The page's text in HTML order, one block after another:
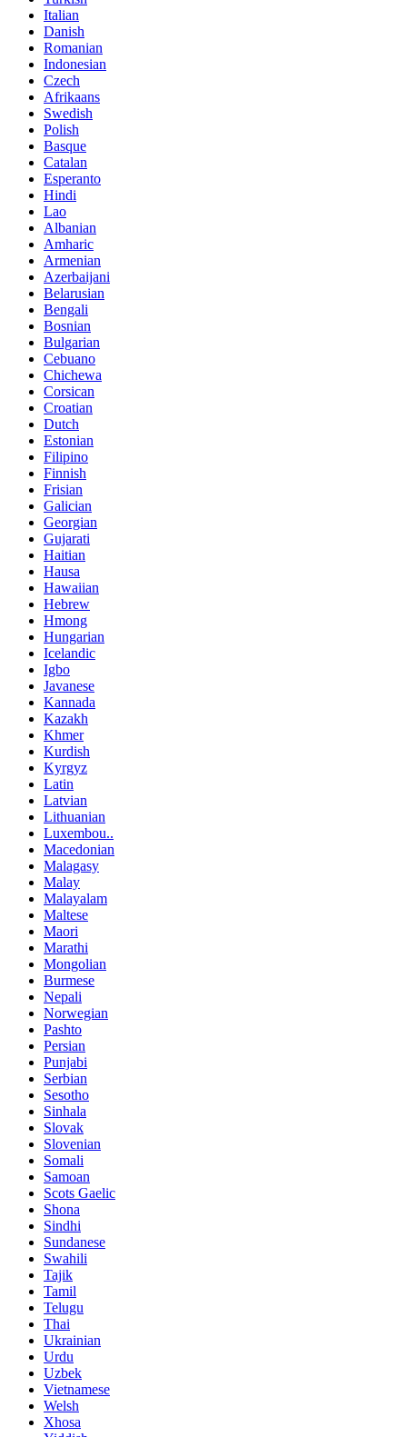
Italian
Danish
Romanian
Indonesian
Czech
Afrikaans
Swedish
Polish
Basque
Catalan
Esperanto
Hindi
Lao
Albanian
Amharic
Armenian
Azerbaijani
Belarusian
Bengali
Bosnian
Bulgarian
Cebuano
Chichewa
Corsican
Croatian
Dutch
Estonian
Filipino
Finnish
Frisian
Galician
Georgian
Gujarati
Haitian
Hausa
Hawaiian
Hebrew
Hmong
Hungarian
Icelandic
Igbo
Javanese
Kannada
Kazakh
Khmer
Kurdish
Kyrgyz
Latin
Latvian
Lithuanian
Luxembou..
Macedonian
Malagasy
Malay
Malayalam
Maltese
Maori
Marathi
Mongolian
Burmese
Nepali
Norwegian
Pashto
Persian
Punjabi
Serbian
Sesotho
Sinhala
Slovak
Slovenian
Somali
Samoan
Scots Gaelic
Shona
Sindhi
Sundanese
Swahili
Tajik
Tamil
Telugu
Thai
Ukrainian
Urdu
Uzbek
Vietnamese
Welsh
Xhosa